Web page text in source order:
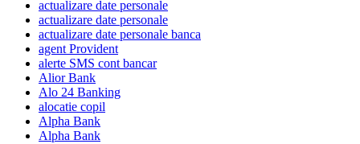
actualizare date personale
actualizare date personale
actualizare date personale banca
agent Provident
alerte SMS cont bancar
Alior Bank
Alo 24 Banking
alocatie copil
Alpha Bank
Alpha Bank